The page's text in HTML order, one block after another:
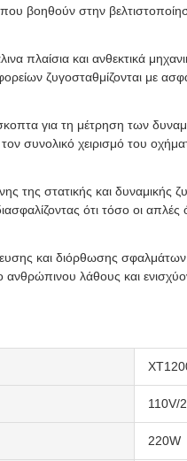
βοηθούν στην
και ανθεκτικά
ζυγοσταθμίζονται με
για τη μέτρηση των
συνολικό χειρισμό του
της στατικής και
ότι τόσο οι απλές
και διόρθωσης
ανθρώπινου λάθους και
110V/
220W